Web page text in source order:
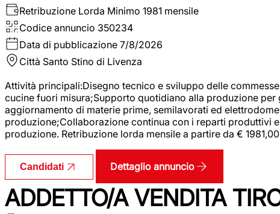
Retribuzione Lorda Minimo 1981 mensile
Codice annuncio 350234
Data di pubblicazione 7/8/2026
Città Santo Stino di Livenza
Attività principali:Disegno tecnico e sviluppo delle
cucine fuori misura;Supporto quotidiano alla produzione
aggiornamento di materie prime, semilavorati ed
produzione;Collaborazione continua con i reparti produttivi
produzione. Retribuzione lorda mensile a partire da €
Candidati Dettaglio annuncio
ADDETTO/A VENDITA